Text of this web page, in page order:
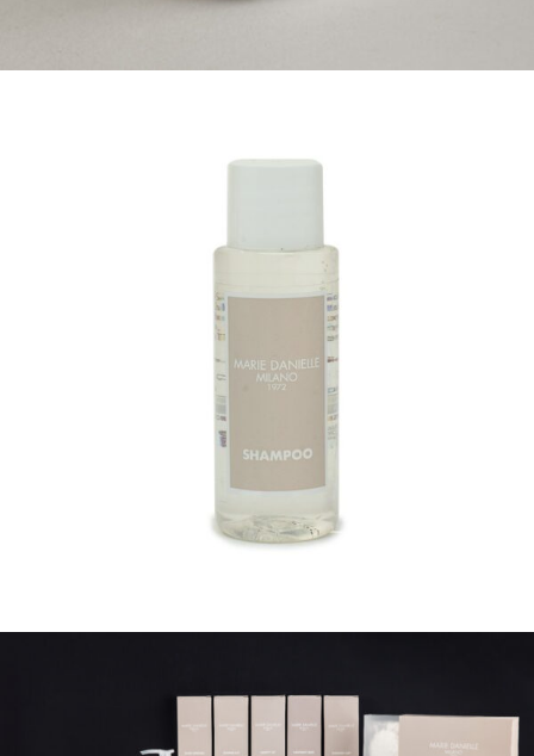
STAŇTE SE KLIENTEM
Stát se klientem velkoobchodu Bohéme Collection
je jednoduché, stačí podnikat a mít platné IČO.
Kromě snadnějšího procesu objednávek můžete
získat slevy až do výše 25 % v závislosti na velikosti